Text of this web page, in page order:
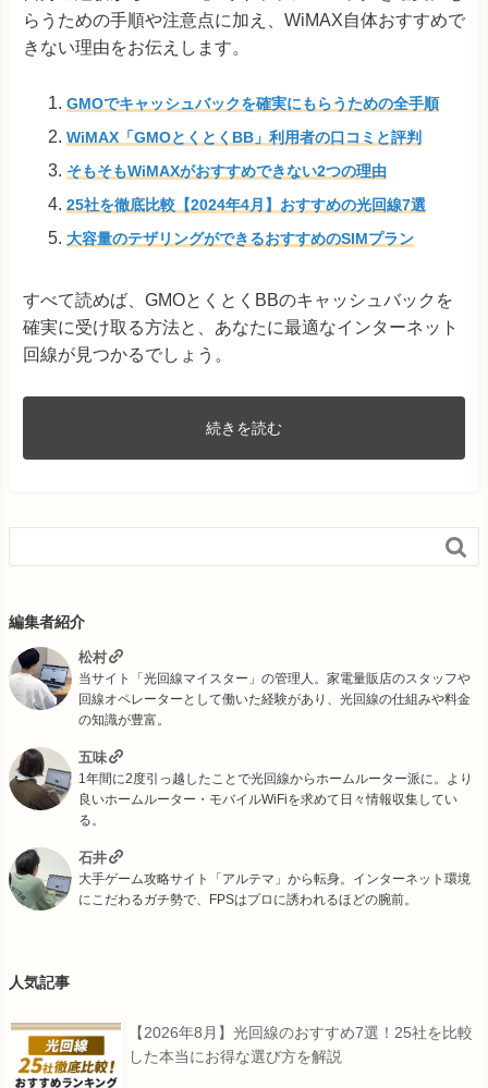
らうための手順や注意点に加え、WiMAX自体おすすめで
きない理由をお伝えします。
GMOでキャッシュバックを確実にもらうための全手順
WiMAX「GMOとくとくBB」利用者の口コミと評判
そもそもWiMAXがおすすめできない2つの理由
25社を徹底比較【2024年4月】おすすめの光回線7選
大容量のテザリングができるおすすめのSIMプラン
すべて読めば、GMOとくとくBBのキャッシュバックを
確実に受け取る方法と、あなたに最適なインターネット
回線が見つかるでしょう。
続きを読む

編集者紹介
松村
当サイト「光回線マイスター」の管理人。家電量販店のスタッフや
回線オペレーターとして働いた経験があり、光回線の仕組みや料金
の知識が豊富。
五味
1年間に2度引っ越したことで光回線からホームルーター派に。より
良いホームルーター・モバイルWiFiを求めて日々情報収集してい
る。
石井
大手ゲーム攻略サイト「アルテマ」から転身。インターネット環境
にこだわるガチ勢で、FPSはプロに誘われるほどの腕前。
人気記事
【2026年8月】光回線のおすすめ7選！25社を比較
した本当にお得な選び方を解説